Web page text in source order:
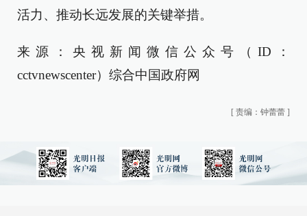
活力、推动长远发展的关键举措。
来源：央视新闻微信公众号（ID：
cctvnewscenter）综合中国政府网
[ 责编：钟蕾蕾 ]